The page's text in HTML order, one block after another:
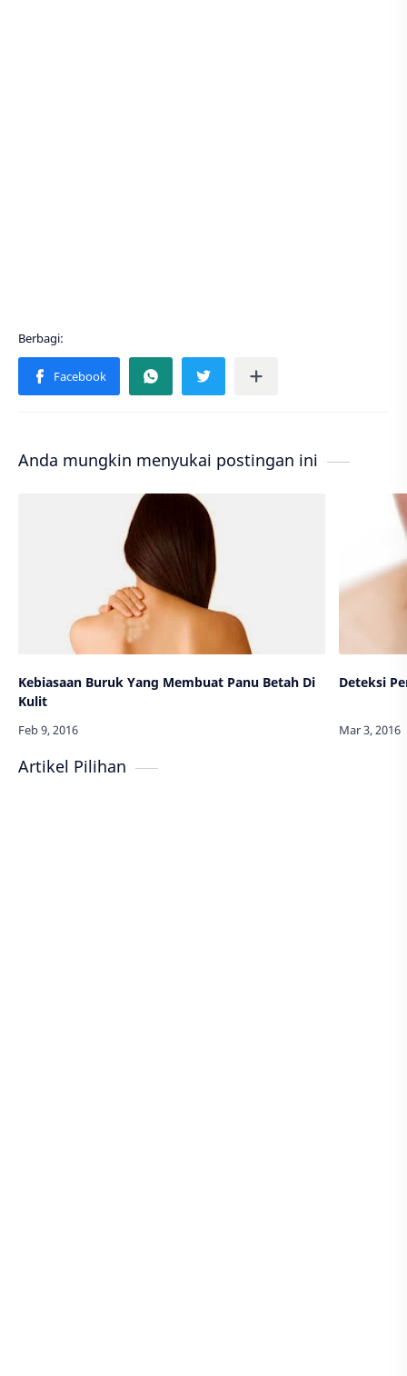
Anda mungkin menyukai postingan ini
Kebiasaan Buruk Yang Membuat Panu Betah Di
Kulit
Deteksi
Artikel Pilihan